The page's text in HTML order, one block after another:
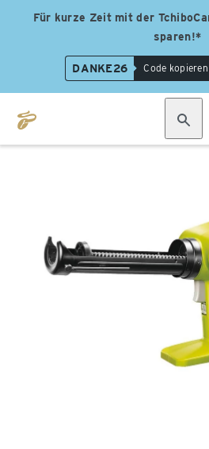
Für kurze Zeit mit der
sparen!*
DANKE26 Code kopieren